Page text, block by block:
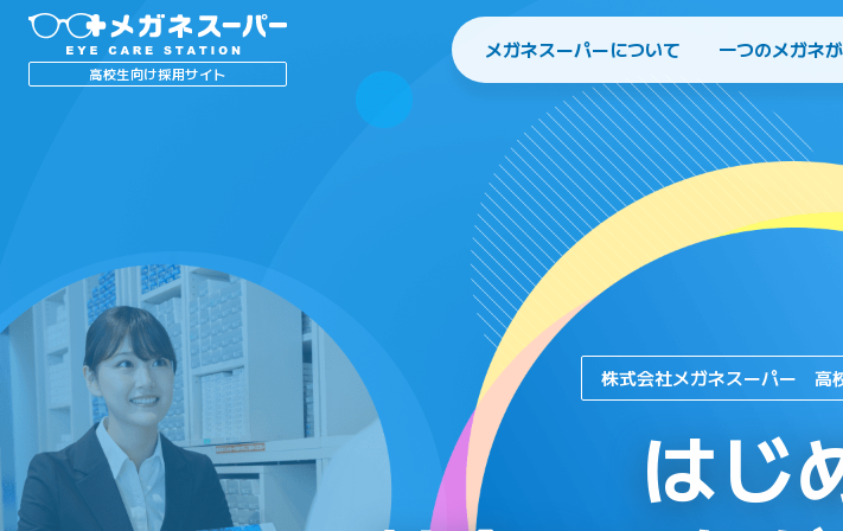
高校生向け採用サイト
メガネスーパーについて 一つのメガネ
株式会社メガネスーパー 高
はじ